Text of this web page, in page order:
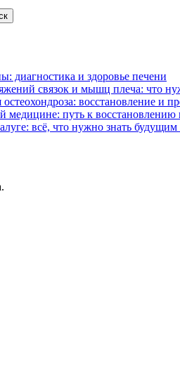
диагностика и здоровье печени
связок и мышц плеча: что
восстановление и
медицине: путь к восстановлению
всё, что нужно знать